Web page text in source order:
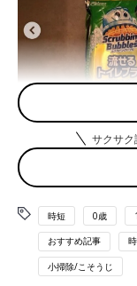
出典：Instagramアカウン
chiaさんは週末のみ
ているとのこと。平
とを習慣化してい
とか！
サクサ
時短 0歳
おすすめ記事
小掃除/こそうじ